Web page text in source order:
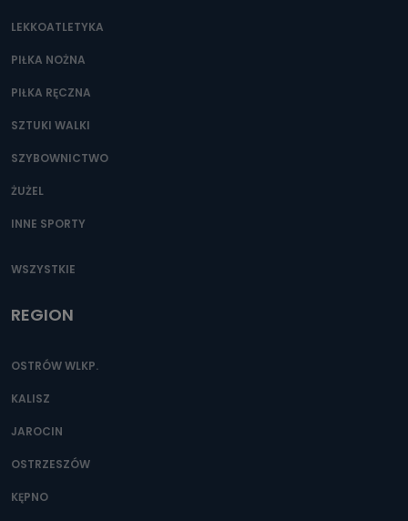
LEKKOATLETYKA
PIŁKA NOŻNA
PIŁKA RĘCZNA
SZTUKI WALKI
SZYBOWNICTWO
ŻUŻEL
INNE SPORTY
WSZYSTKIE
REGION
OSTRÓW WLKP.
KALISZ
JAROCIN
OSTRZESZÓW
KĘPNO